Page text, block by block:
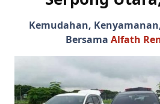
Kemudahan,
Bersama Alfath